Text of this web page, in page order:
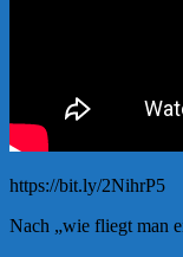
https://bit.ly/2NihrP5
Nach „wie fliegt man